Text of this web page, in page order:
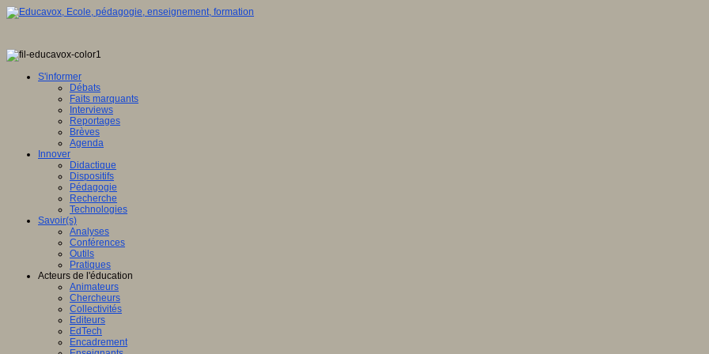
S'informer
Débats
Faits marquants
Interviews
Reportages
Brèves
Agenda
Innover
Didactique
Dispositifs
Pédagogie
Recherche
Technologies
Savoir(s)
Analyses
Conférences
Outils
Pratiques
Acteurs de l'éducation
Animateurs
Chercheurs
Collectivités
Editeurs
EdTech
Encadrement